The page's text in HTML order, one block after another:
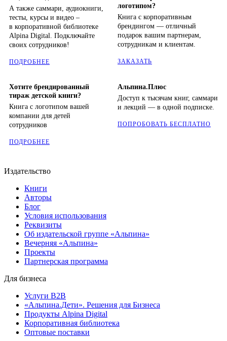
А также саммари, аудиокниги,
тесты, курсы и видео –
в корпоративной библиотеке
Alpina Digital. Подключайте
своих сотрудников!
ПОДРОБНЕЕ
логотипом?
Книга с корпоративным
брендингом — отличный
подарок вашим партнерам,
сотрудникам и клиентам.
ЗАКАЗАТЬ
Хотите брендированный
тираж детской книги?
Книга с логотипом вашей
компании для детей
сотрудников
ПОДРОБНЕЕ
Альпина.Плюс
Доступ к тысячам книг, саммари
и лекций — в одной подписке.
ПОПРОБОВАТЬ БЕСПЛАТНО
Издательство
Книги
Авторы
Блог
Условия использования
Реквизиты
Об издательской группе «Альпина»
Вечерняя «Альпина»
Проекты
Партнерская программа
Для бизнеса
Услуги B2B
«Альпина.Дети». Решения для Бизнеса
Продукты Alpina Digital
Корпоративная библиотека
Оптовые поставки